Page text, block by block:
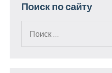
Поиск по сайту